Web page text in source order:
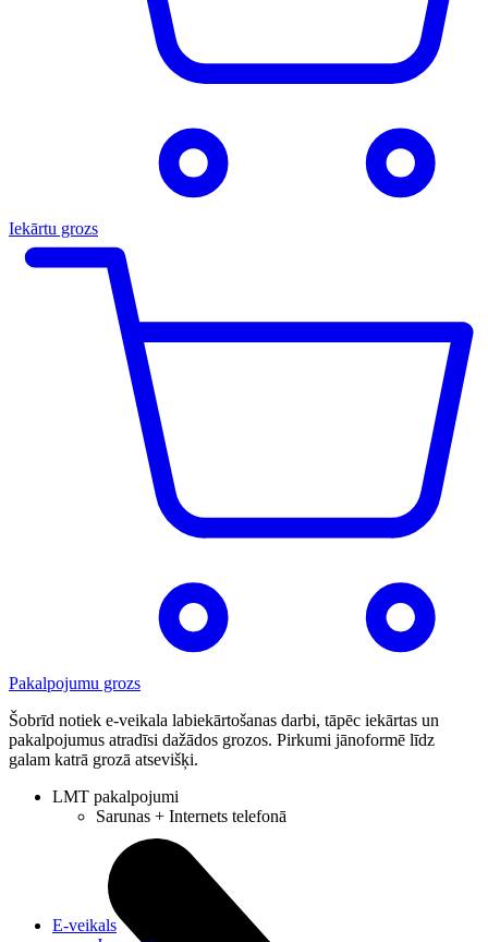
Iekārtu grozs
Pakalpojumu grozs
Šobrīd notiek e-veikala labiekārtošanas darbi, tāpēc iekārtas un
pakalpojumus atradīsi dažādos grozos. Pirkumi jānoformē līdz
galam katrā grozā atsevišķi.
LMT pakalpojumi
Sarunas + Internets telefonā
E-veikals